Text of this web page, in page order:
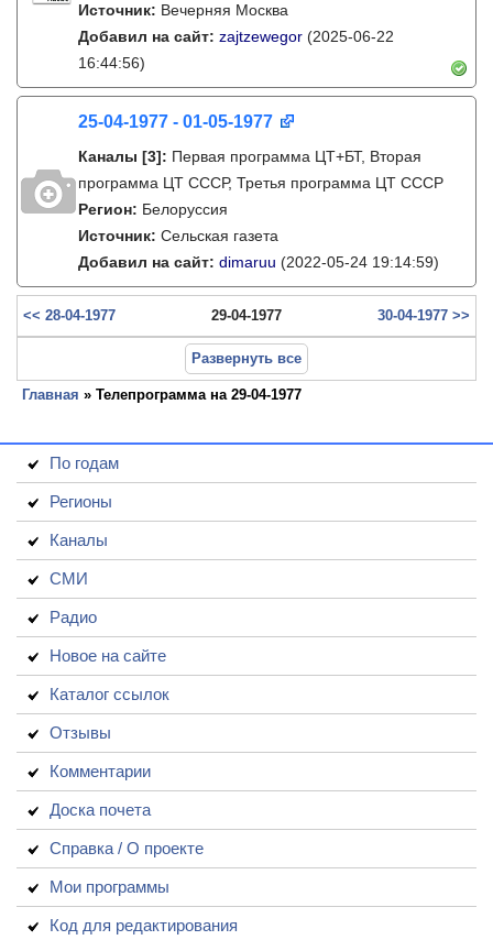
Источник: Вечерняя Москва
Добавил на сайт: zajtzewegor (2025-06-22
16:44:56)
25-04-1977 - 01-05-1977
Каналы [3]: Первая программа ЦТ+БТ, Вторая
программа ЦТ ССCР, Третья программа ЦТ ССCР
Регион: Белоруссия
Источник: Сельская газета
Добавил на сайт: dimaruu (2022-05-24 19:14:59)
<< 28-04-1977 29-04-1977 30-04-1977 >>
Развернуть все
Главная » Телепрограмма на 29-04-1977
По годам
Регионы
Каналы
СМИ
Радио
Новое на сайте
Каталог ссылок
Отзывы
Комментарии
Доска почета
Справка / О проекте
Мои программы
Код для редактирования